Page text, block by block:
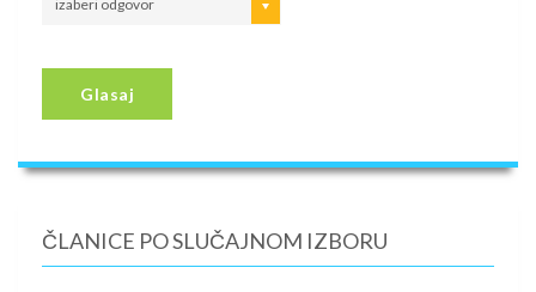
izaberi odgovor
Glasaj
ČLANICE PO SLUČAJNOM IZBORU